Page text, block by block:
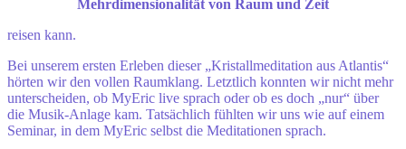
Mehrdimensionalität von Raum und Zeit
reisen kann.
Bei unserem ersten Erleben dieser „Kristallmeditation aus Atlantis“
hörten wir den vollen Raumklang. Letztlich konnten wir nicht mehr
unterscheiden, ob MyEric live sprach oder ob es doch „nur“ über
die Musik-Anlage kam. Tatsächlich fühlten wir uns wie auf einem
Seminar, in dem MyEric selbst die Meditationen sprach.